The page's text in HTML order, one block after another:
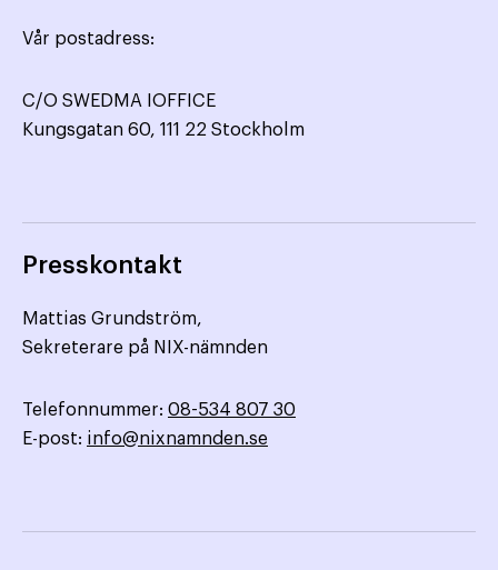
Vår postadress:
C/O SWEDMA IOFFICE
Kungsgatan 60, 111 22 Stockholm
Presskontakt
Mattias Grundström,
Sekreterare på NIX-nämnden
Telefonnummer: 08-534 807 30
E-post: info@nixnamnden.se